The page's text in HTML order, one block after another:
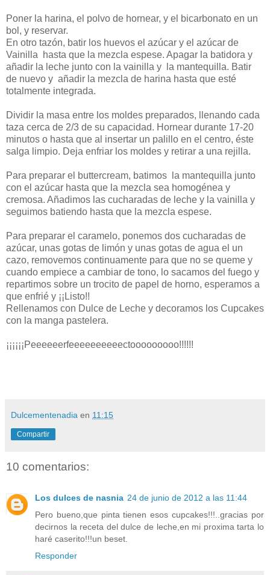
Poner la harina, el polvo de hornear, y el bicarbonato en un
bol, y reservar.
En otro tazón, batir los huevos el azúcar y el azúcar de
Vainilla hasta que la mezcla espese. Apagar la batidora y
añadir la leche junto con la vainilla y la mantequilla. Batir
de nuevo y añadir la mezcla de harina hasta que esté
totalmente integrada.
Dividir la masa entre los moldes preparados, llenando cada
taza cerca de 2/3 de su capacidad. Hornear durante 17-20
minutos o hasta que al insertar un palillo en el centro, éste
salga limpio. Deja enfriar los moldes y retirar a una rejilla.
Para preparar el buttercream, batimos la mantequilla junto
con el azúcar hasta que la mezcla sea homogénea y
cremosa. Añadimos las cucharadas de leche y la vainilla y
seguimos batiendo hasta que la mezcla espese.
Para preparar el caramelo, ponemos dos cucharadas de
azúcar, unas gotas de limón y unas gotas de agua el un
cazo, removemos continuamente para que no se queme y
cuando empiece a cambiar de tono, lo sacamos del fuego y
repartimos sobre un trocito de papel de horno, esperamos a
que enfrié y ¡¡Listo!!
Rellenamos con Dulce de Leche y decoramos los Cupcakes
con la manga pastelera.
¡¡¡¡¡¡Peeeeeerfeeeeeeeeeectooooooooo!!!!!!
Dulcementenadia en 11:15
Compartir
10 comentarios:
Los dulces de nasnia 24 de junio de 2012 a las 11:44
Pero bueno,que pinta tienen esos cupcakes!!!..gracias por
decirnos la receta del dulce de leche,en mi proxima tarta lo
haré caserito!!!un beset.
Responder